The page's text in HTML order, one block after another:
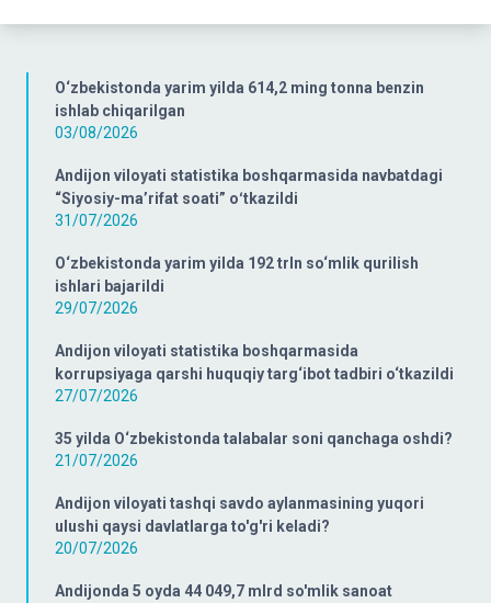
O‘zbekistonda yarim yilda 614,2 ming tonna benzin
ishlab chiqarilgan
03/08/2026
Andijon viloyati statistika boshqarmasida navbatdagi
“Siyosiy-ma’rifat soati” oʻtkazildi
31/07/2026
O‘zbekistonda yarim yilda 192 trln so‘mlik qurilish
ishlari bajarildi
29/07/2026
Andijon viloyati statistika boshqarmasida
korrupsiyaga qarshi huquqiy targ‘ibot tadbiri o‘tkazildi
27/07/2026
35 yilda O‘zbekistonda talabalar soni qanchaga oshdi?
21/07/2026
Andijon viloyati tashqi savdo aylanmasining yuqori
ulushi qaysi davlatlarga to'g'ri keladi?
20/07/2026
Andijonda 5 oyda 44 049,7 mlrd so'mlik sanoat